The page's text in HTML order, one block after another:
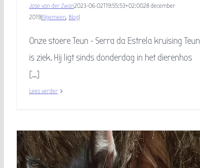
Jose van der Zwan2023-06-02T19:55:53+02:0028 december
2019|Algemeen, Blog|
Onze stoere Teun - Serra da Estrela kruising Teun
is ziek. Hij ligt sinds donderdag in het dierenhos
[...]
Lees verder